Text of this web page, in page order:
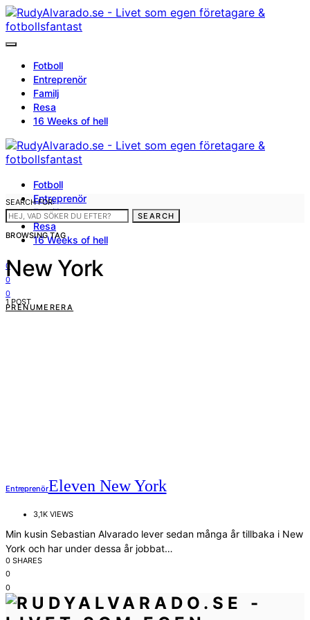
Fotboll
Entreprenör
Familj
Resa
16 Weeks of hell
Fotboll
Entreprenör
Familj
Resa
16 Weeks of hell
0
0
0
PRENUMERERA
SEARCH FOR:
SEARCH
BROWSING TAG
New York
1 POST
EntreprenörEleven New York
3,1K VIEWS
Min kusin Sebastian Alvarado lever sedan många år tillbaka i New
York och har under dessa år jobbat…
0 SHARES
0
0